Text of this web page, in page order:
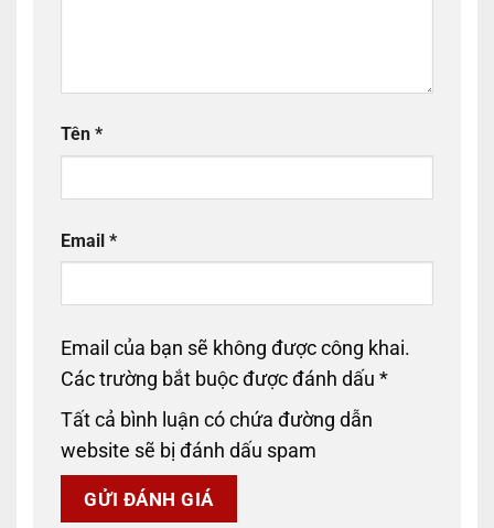
Tên *
Email *
Email của bạn sẽ không được công khai.
Các trường bắt buộc được đánh dấu *
Tất cả bình luận có chứa đường dẫn
website sẽ bị đánh dấu spam